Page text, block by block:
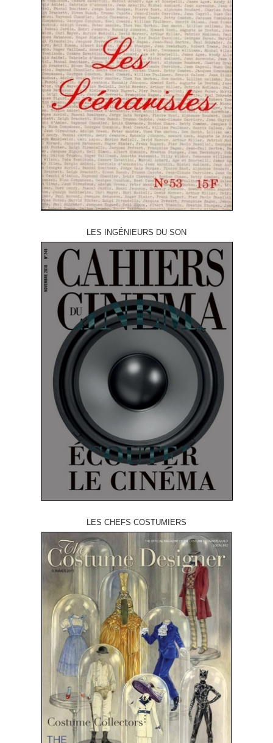
LES INGÉNIEURS DU SON
LES CHEFS COSTUMIERS